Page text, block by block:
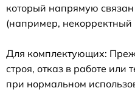
который напрямую
(например, некорректный
Для комплектующих:
строя, отказ в работе
при нормальном